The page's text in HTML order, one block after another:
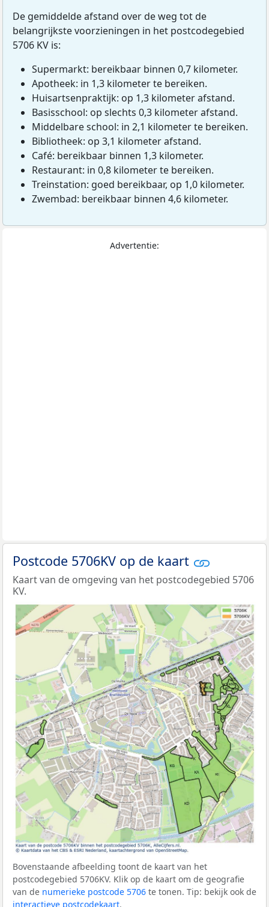
De gemiddelde afstand over de weg tot de
belangrijkste voorzieningen in het postcodegebied
5706 KV is:
Supermarkt: bereikbaar binnen 0,7 kilometer.
Apotheek: in 1,3 kilometer te bereiken.
Huisartsenpraktijk: op 1,3 kilometer afstand.
Basisschool: op slechts 0,3 kilometer afstand.
Middelbare school: in 2,1 kilometer te bereiken.
Bibliotheek: op 3,1 kilometer afstand.
Café: bereikbaar binnen 1,3 kilometer.
Restaurant: in 0,8 kilometer te bereiken.
Treinstation: goed bereikbaar, op 1,0 kilometer.
Zwembad: bereikbaar binnen 4,6 kilometer.
Advertentie:
Postcode 5706KV op de kaart
Kaart van de omgeving van het postcodegebied 5706
KV.
Bovenstaande afbeelding toont de kaart van het
postcodegebied 5706KV. Klik op de kaart om de geografie
van de numerieke postcode 5706 te tonen. Tip: bekijk ook de
interactieve postcodekaart.